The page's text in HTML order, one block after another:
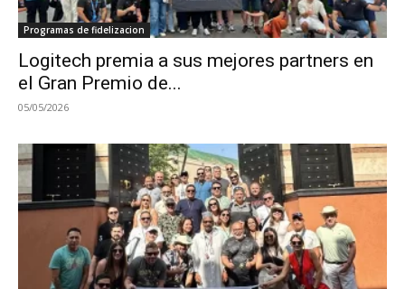
Programas de fidelizacion
Logitech premia a sus mejores partners en
el Gran Premio de...
05/05/2026